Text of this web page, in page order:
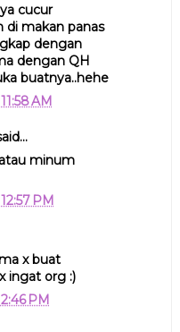
cucur
makan panas
dengan
dengan QH
buatnya..hehe
AM
minum
PM
x buat
ingat org :)
PM